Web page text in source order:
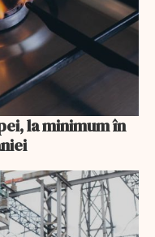
la minimum în